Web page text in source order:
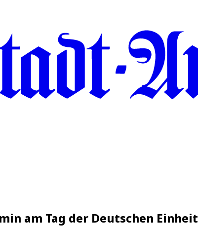
am Tag der Deutschen Einheit